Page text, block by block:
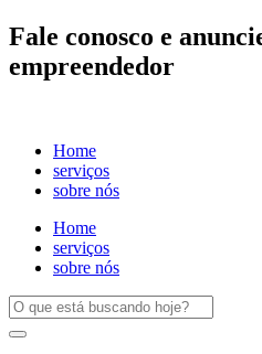
Fale conosco e
empreendedor
Home
serviços
sobre nós
Home
serviços
sobre nós